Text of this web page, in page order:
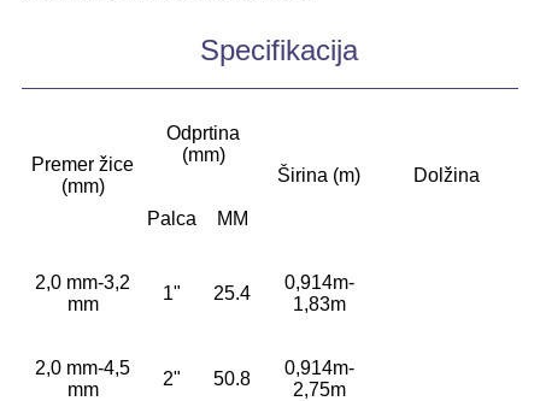
Specifikacija
Premer žice
(mm)
Odprtina
(mm)
Širina (m)
Dolžina
Palca MM
2,0 mm-3,2
mm
1" 25.4
0,914m-
1,83m
2,0 mm-4,5
mm
2" 50.8
0,914m-
2,75m